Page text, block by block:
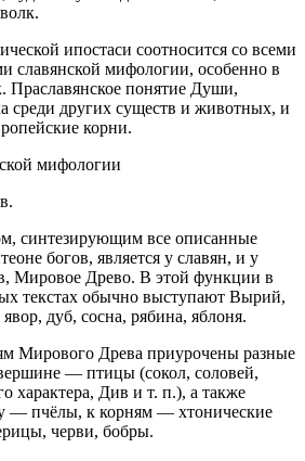
ипостаси соотносится со всеми
славянской мифологии, особенно в
Праславянское понятие Души,
среди других существ и животных, и
корни.
синтезирующим все описанные
богов, является у славян, и у
Мировое Древо. В этой функции в
текстах обычно выступают Вырий,
явор, дуб, сосна, рябина, яблоня.
Мирового Древа приурочены разные
— птицы (сокол, соловей,
характера, Див и т. п.), а также
— пчёлы, к корням — хтонические
черви, бобры.